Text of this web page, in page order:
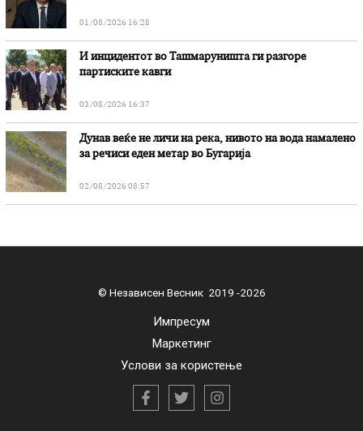
01/08/2026 16:28
И инцидентот во Ташмаруништa ги разгоре
партиските кавги
03/08/2026 16:37
Дунав веќе не личи на река, нивото на вода намалено
за речиси еден метар во Бугарија
02/08/2026 08:57
© Независен Весник 2019 -2026
Импресум
Маркетинг
Услови за користење